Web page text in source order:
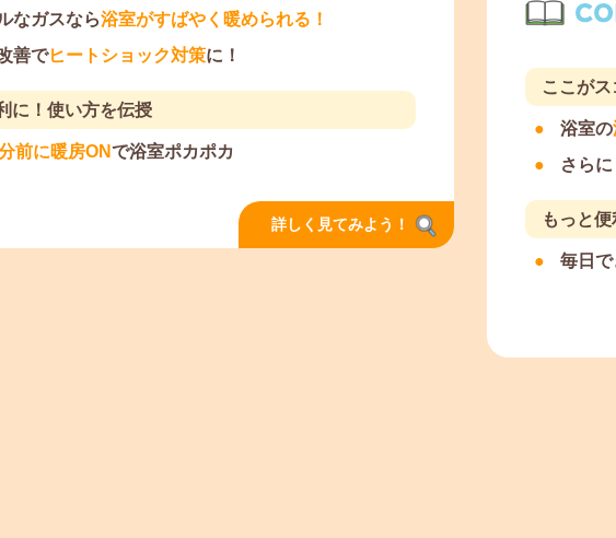
なガスなら浴室がすばやく暖められる！
善でヒートショック対策に！
に！使い方を伝授
前に暖房ONで浴室ポカポカ
詳しく見てみよう！
ここがス
浴室の
さらに
もっと
毎日で